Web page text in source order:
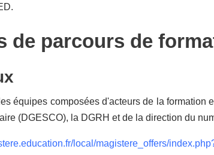
de parcours de
équipes composées d'acteurs de la formation
(DGESCO), la DGRH et de la direction du
local/magistere_offers/